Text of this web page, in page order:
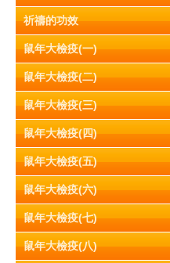
祈禱的功效
鼠年大檢疫(一)
鼠年大檢疫(二)
鼠年大檢疫(三)
鼠年大檢疫(四)
鼠年大檢疫(五)
鼠年大檢疫(六)
鼠年大檢疫(七)
鼠年大檢疫(八)